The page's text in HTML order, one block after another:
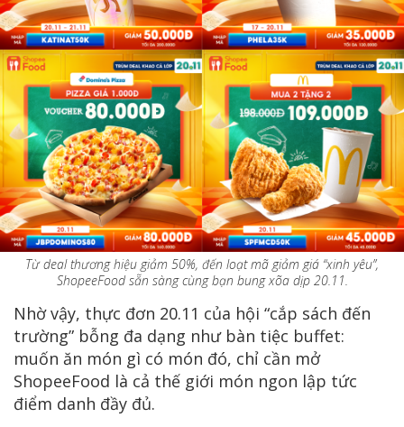
Từ deal thương hiệu giảm 50%, đến loạt mã giảm giá “xinh yêu”,
ShopeeFood sẵn sàng cùng bạn bung xõa dịp 20.11.
Nhờ vậy, thực đơn 20.11 của hội “cắp sách đến
trường” bỗng đa dạng như bàn tiệc buffet:
muốn ăn món gì có món đó, chỉ cần mở
ShopeeFood là cả thế giới món ngon lập tức
điểm danh đầy đủ.